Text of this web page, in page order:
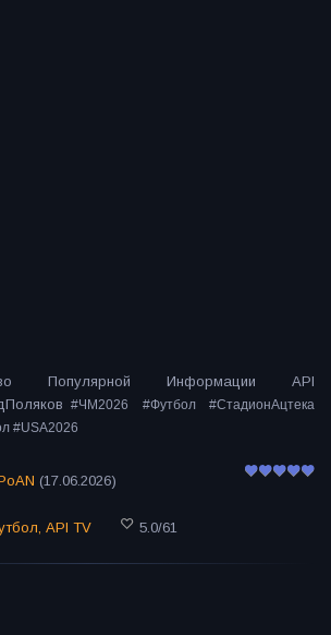
Популярной Информации API
#ЧМ2026 #Футбол #СтадионАцтека
#USA2026
(17.06.2026)
, API TV 5.0/61